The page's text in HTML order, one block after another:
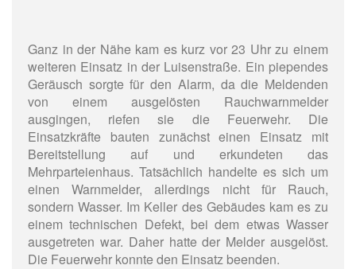
Ganz in der Nähe kam es kurz vor 23 Uhr zu einem
weiteren Einsatz in der Luisenstraße. Ein piependes
Geräusch sorgte für den Alarm, da die Meldenden
von einem ausgelösten Rauchwarnmelder
ausgingen, riefen sie die Feuerwehr. Die
Einsatzkräfte bauten zunächst einen Einsatz mit
Bereitstellung auf und erkundeten das
Mehrparteienhaus. Tatsächlich handelte es sich um
einen Warnmelder, allerdings nicht für Rauch,
sondern Wasser. Im Keller des Gebäudes kam es zu
einem technischen Defekt, bei dem etwas Wasser
ausgetreten war. Daher hatte der Melder ausgelöst.
Die Feuerwehr konnte den Einsatz beenden.